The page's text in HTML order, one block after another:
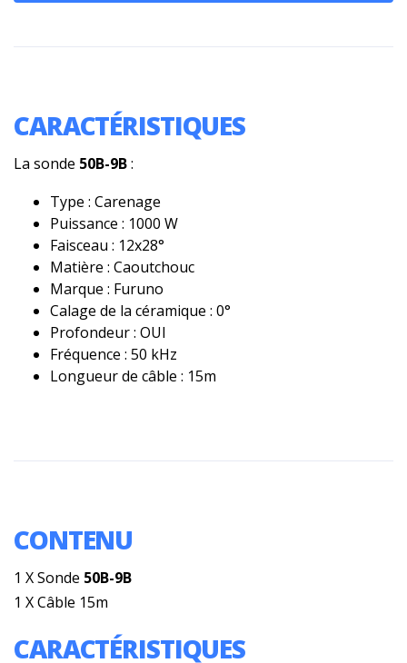
CARACTÉRISTIQUES
La sonde 50B-9B:
Type : Carenage
Puissance : 1000 W
Faisceau : 12x28°
Matière : Caoutchouc
Marque : Furuno
Calage de la céramique : 0°
Profondeur : OUI
Fréquence : 50 kHz
Longueur de câble : 15m
CONTENU
1 X Sonde 50B-9B
1 X Câble 15m
CARACTÉRISTIQUES